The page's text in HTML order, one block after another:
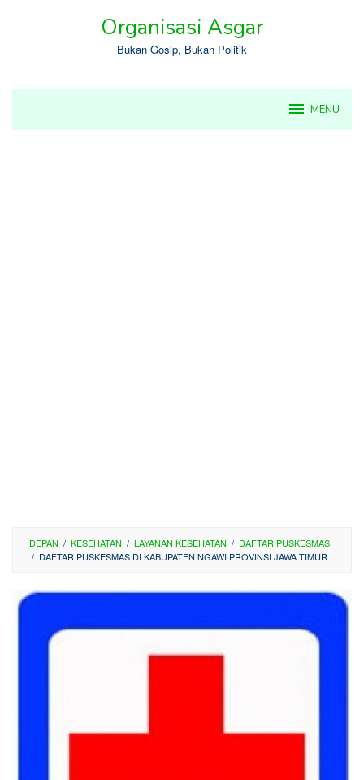
Organisasi Asgar
Bukan Gosip, Bukan Politik
MENU
DEPAN / KESEHATAN / LAYANAN KESEHATAN / DAFTAR PUSKESMAS
/ DAFTAR PUSKESMAS DI KABUPATEN NGAWI PROVINSI JAWA TIMUR